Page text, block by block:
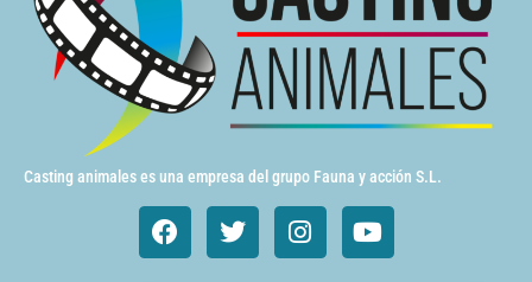
Casting animales es una empresa del grupo Fauna y acción S.L.